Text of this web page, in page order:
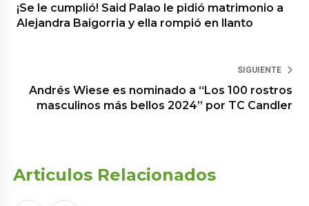
¡Se le cumplió! Said Palao le pidió matrimonio a
Alejandra Baigorria y ella rompió en llanto
SIGUIENTE
Andrés Wiese es nominado a “Los 100 rostros
masculinos más bellos 2024” por TC Candler
Articulos Relacionados